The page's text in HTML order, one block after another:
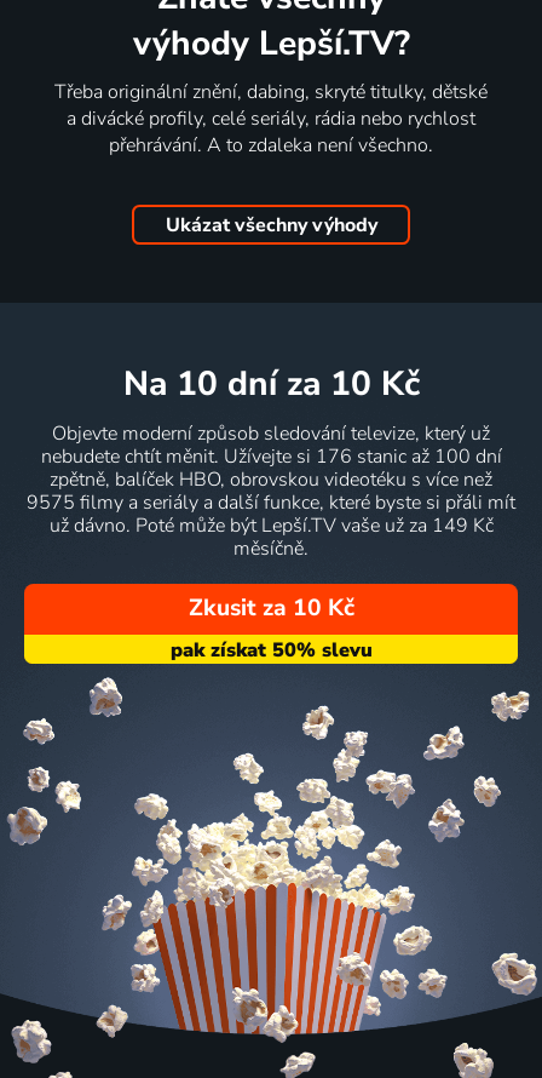
výhody Lepší.TV?
Třeba originální znění, dabing, skryté titulky, dětské
a divácké profily, celé seriály, rádia nebo rychlost
přehrávání. A to zdaleka není všechno.
Ukázat všechny výhody
na 10 dní za 10 Kč
Objevte moderní způsob sledování televize, který už
nebudete chtít měnit. Užívejte si 176 stanic až 100 dní
zpětně, balíček HBO, obrovskou videotéku s více než
9575 filmy a seriály a další funkce, které byste si přáli mít
už dávno. Poté může být Lepší.TV vaše už za 149 Kč
měsíčně.
Zkusit za 10 Kč